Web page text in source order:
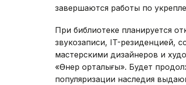
завершаются работы по
При библиотеке планируется
звукозаписи, IT-резиденцией,
мастерскими дизайнеров и
«Өнер орталығы». Будет
популяризации наследия